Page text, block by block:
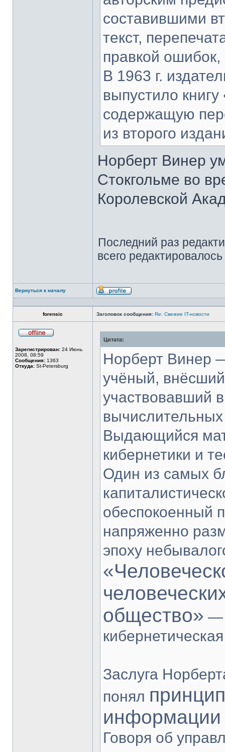
составившими
текст,
правкой
В 1963 г.
выпустило книгу
содержащую
из второго
Норберт Винер
Стокгольме во
Королевской
Последний раз
всего
Вернуться к началу
Профиль
forensic Заголовок сообщения: Re: Свежие IT-новости
сети
Зарегистрирован: 24 Июнь
2008, 08:59
Сообщения: 1363
Откуда: St-Petersburg
Цитата:
Норберт Винер
учёный,
участвовавший
Выдающийся
кибернетики и
Один из самых
обеспокоенный
напряженно
эпоху
общество» —
Заслуга
понял
информации
Говоря об